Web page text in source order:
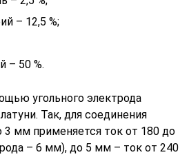
– 12,5 %;
– 50 %.
угольного электрода
Так, для соединения
3 мм применяется ток от 180 до
– 6 мм), до 5 мм – ток от 240